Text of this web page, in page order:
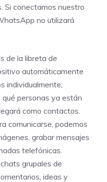
Si conectamos nuestro
no utilizará
de la libreta de
automáticamente
individualmente;
personas ya están
como contactos.
comunicarse, podemos
grabar mensajes
telefónicas.
grupales de
ideas y